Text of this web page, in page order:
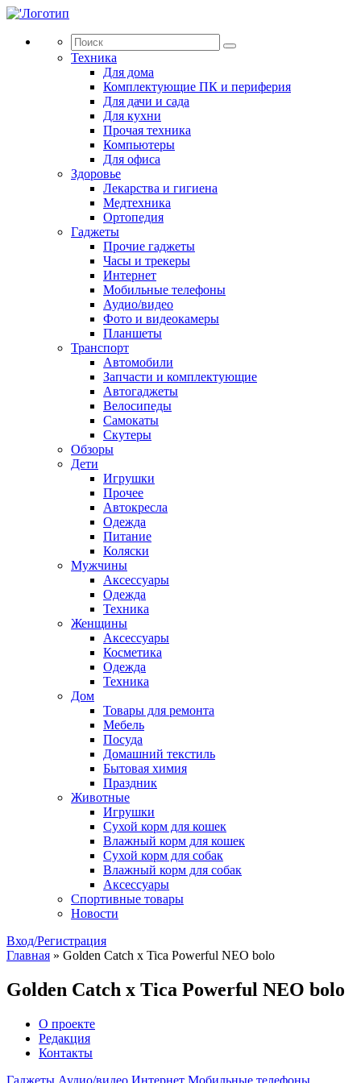
Техника
Для дома
Комплектующие ПК и периферия
Для дачи и сада
Для кухни
Прочая техника
Компьютеры
Для офиса
Здоровье
Лекарства и гигиена
Медтехника
Ортопедия
Гаджеты
Прочие гаджеты
Часы и трекеры
Интернет
Мобильные телефоны
Аудио/видео
Фото и видеокамеры
Планшеты
Транспорт
Автомобили
Запчасти и комплектующие
Автогаджеты
Велосипеды
Самокаты
Скутеры
Обзоры
Дети
Игрушки
Прочее
Автокресла
Одежда
Питание
Коляски
Мужчины
Аксессуары
Одежда
Техника
Женщины
Аксессуары
Косметика
Одежда
Техника
Дом
Товары для ремонта
Мебель
Посуда
Домашний текстиль
Бытовая химия
Праздник
Животные
Игрушки
Сухой корм для кошек
Влажный корм для кошек
Сухой корм для собак
Влажный корм для собак
Аксессуары
Спортивные товары
Новости
Вход/Регистрация
Главная » Golden Catch x Tica Powerful NEO bolo
Golden Catch x Tica Powerful NEO bolo
О проекте
Редакция
Контакты
Гаджеты Аудио/видео Интернет Мобильные телефоны